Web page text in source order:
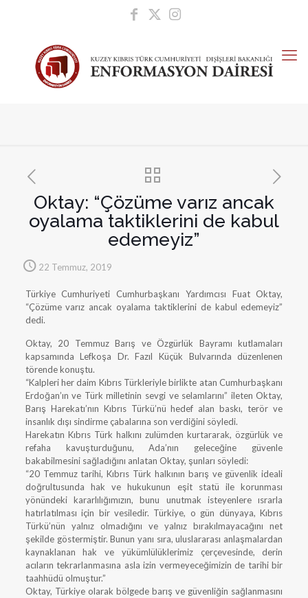
Oktay: “Çözüme varız ancak
oyalama taktiklerini de kabul
edemeyiz”
22 Temmuz, 2019
Türkiye Cumhuriyeti Cumhurbaşkanı Yardımcısı Fuat Oktay,
“Çözüme varız ancak oyalama taktiklerini de kabul edemeyiz”
dedi.
Oktay, 20 Temmuz Barış ve Özgürlük Bayramı kutlamaları
kapsamında Lefkoşa Dr. Fazıl Küçük Bulvarında düzenlenen
törende konuştu.
“Kalpleri her daim Kıbrıs Türkleriyle birlikte atan Cumhurbaşkanı
Erdoğan’ın ve Türk milletinin sevgi ve selamlarını” ileten Oktay,
Barış Harekatı’nın Kıbrıs Türkü’nü hedef alan baskı, terör ve
insanlık dışı sindirme çabalarına son verdiğini söyledi.
Harekatın Kıbrıs Türk halkını zulümden kurtararak, özgürlük ve
refaha kavuşturduğunu, Ada’nın geleceğine güvenle
bakabilmesini sağladığını anlatan Oktay, şunları söyledi:
“20 Temmuz tarihi, Kıbrıs Türk halkının barış ve güvenlik ideali
doğrultusunda hak ve hukukunun eşit statü ile korunması
yönündeki kararlılığımızın, bunu unutmak isteyenlere ısrarla
hatırlatılması için bir vesiledir. Türkiye, o gün dünyaya, Kıbrıs
Türkü’nün yalnız olmadığını ve yalnız bırakılmayacağını net
şekilde göstermiştir. Bunun yanı sıra, uluslararası anlaşmalardan
kaynaklanan hak ve yükümlülüklerimiz çerçevesinde, derin
acıların tekrarlanmasına asla izin vermeyeceğimizin de tarihi bir
taahhüdü olmuştur.”
Oktay, Türkiye olarak bölgede barış ve güvenliğin sağlanmasını